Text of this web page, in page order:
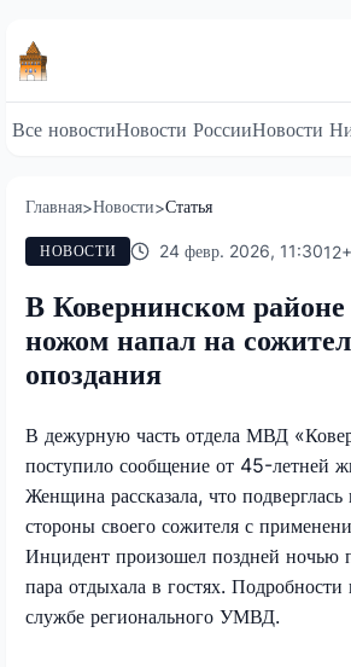
Все новостиНовости РоссииНовости
Главная>Новости>Статья
НОВОСТИ 24 февр. 2026, 11:3012+
В Ковернинском
ножом напал на
опоздания
В дежурную часть отдела МВД
поступило сообщение от 45-летней
Женщина рассказала, что
стороны своего сожителя с
Инцидент произошел поздней ночью
пара отдыхала в гостях.
службе регионального УМВД.